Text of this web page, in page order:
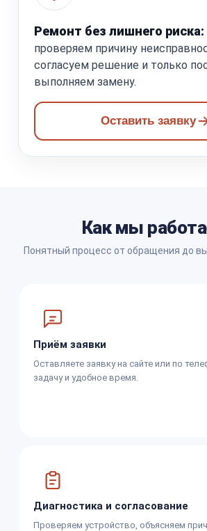
Ремонт без лишнего риска:
проверяем причину
согласуем решение и только
выполняем замену.
Оставить заявку
Как мы
Понятный процесс от обращения до
Приём заявки
Оставляете заявку на сайте или по
задачу и удобное время.
Диагностика и согласование
Проверяем устройство, объясняем